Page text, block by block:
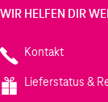
WIR HELFEN DIR
Kontakt
Lieferstatus &